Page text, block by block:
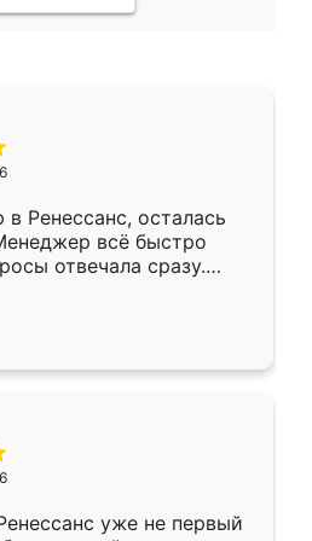
Ренессанс, осталась
всё быстро
отвечала сразу.
субботу, подошёл к
Собрали
аккуратно, даже
уже не первый